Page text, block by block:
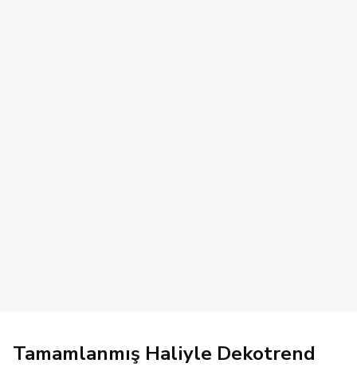
Tamamlanmış Haliyle Dekotrend